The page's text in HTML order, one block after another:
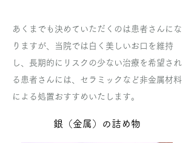
​あくまでも決めていただくのは患者さんにな
りますが、当院では白く美しいお口を維持
し、長期的にリスクの少ない治療を希望され
る患者さんには、セラミックなど非金属材料
による処置おすすめいたします。
銀（金属）の詰め物